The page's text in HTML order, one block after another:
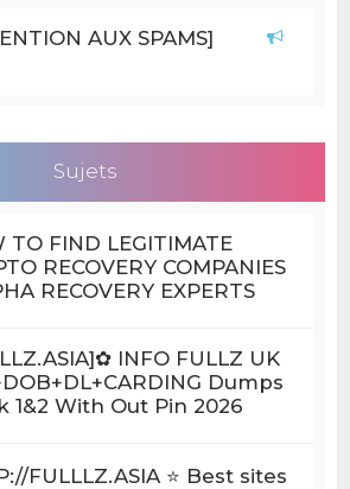
AUX SPAMS]
Sujets
TO FIND LEGITIMATE
RECOVERY COMPANIES
RECOVERY EXPERTS
INFO FULLZ UK
Dumps
1&2 With Out Pin 2026
FULLLZ.ASIA ⭐️ Best sites